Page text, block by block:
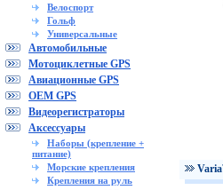
Велоспорт
Гольф
Универсальные
Автомобильные
Мотоциклетные GPS
Авиационные GPS
OEM GPS
Видеорегистраторы
Аксессуары
Наборы (крепление +
питание)
Морские крепления
Крепления на руль